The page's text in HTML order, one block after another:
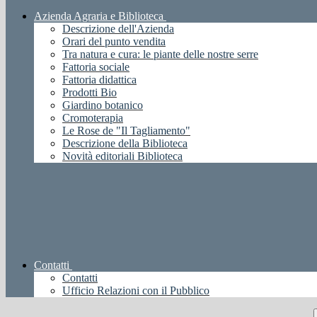
Azienda Agraria e Biblioteca
Descrizione dell'Azienda
Orari del punto vendita
Tra natura e cura: le piante delle nostre serre
Fattoria sociale
Fattoria didattica
Prodotti Bio
Giardino botanico
Cromoterapia
Le Rose de "Il Tagliamento"
Descrizione della Biblioteca
Novità editoriali Biblioteca
Contatti
Contatti
Ufficio Relazioni con il Pubblico